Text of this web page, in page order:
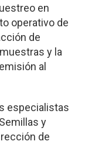
en
operativo de
de
y la
al
especialistas
y
de